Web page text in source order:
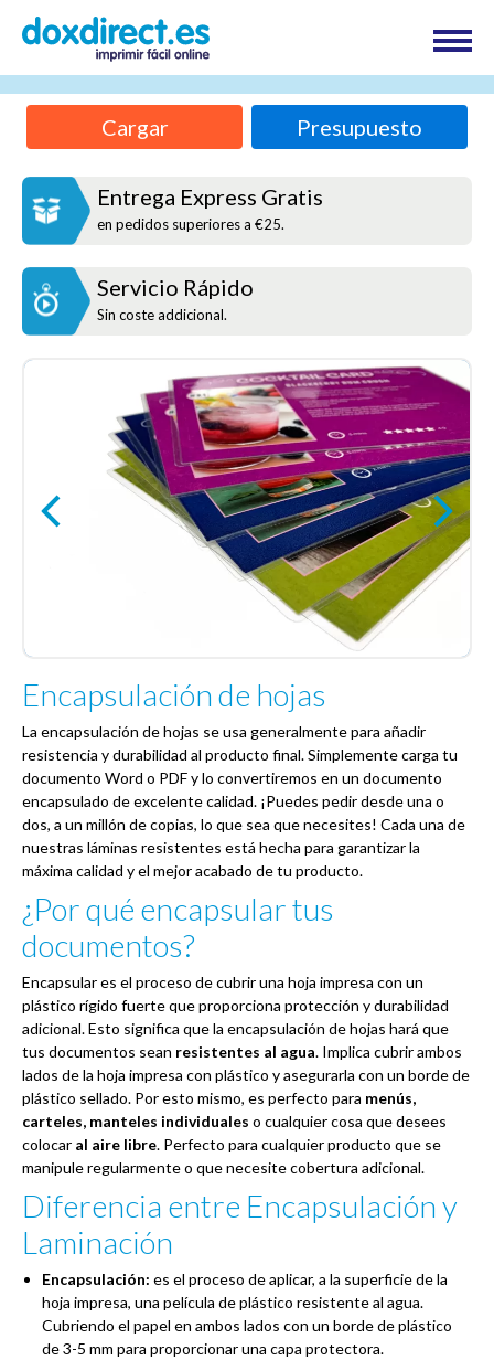
Cargar Presupuesto
Entrega Express Gratis
en pedidos superiores a €25.
Servicio Rápido
Sin coste addicional.
Encapsulación de hojas
La encapsulación de hojas se usa generalmente para añadir
resistencia y durabilidad al producto final. Simplemente carga tu
documento Word o PDF y lo convertiremos en un documento
encapsulado de excelente calidad. ¡Puedes pedir desde una o
dos, a un millón de copias, lo que sea que necesites! Cada una de
nuestras láminas resistentes está hecha para garantizar la
máxima calidad y el mejor acabado de tu producto.
¿Por qué encapsular tus
documentos?
Encapsular es el proceso de cubrir una hoja impresa con un
plástico rígido fuerte que proporciona protección y durabilidad
adicional. Esto significa que la encapsulación de hojas hará que
tus documentos sean resistentes al agua. Implica cubrir ambos
lados de la hoja impresa con plástico y asegurarla con un borde de
plástico sellado. Por esto mismo, es perfecto para menús,
carteles, manteles individuales o cualquier cosa que desees
colocar al aire libre. Perfecto para cualquier producto que se
manipule regularmente o que necesite cobertura adicional.
Diferencia entre Encapsulación y
Laminación
Encapsulación: es el proceso de aplicar, a la superficie de la
hoja impresa, una película de plástico resistente al agua.
Cubriendo el papel en ambos lados con un borde de plástico
de 3-5 mm para proporcionar una capa protectora.